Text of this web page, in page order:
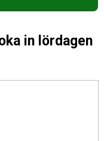
in lördagen